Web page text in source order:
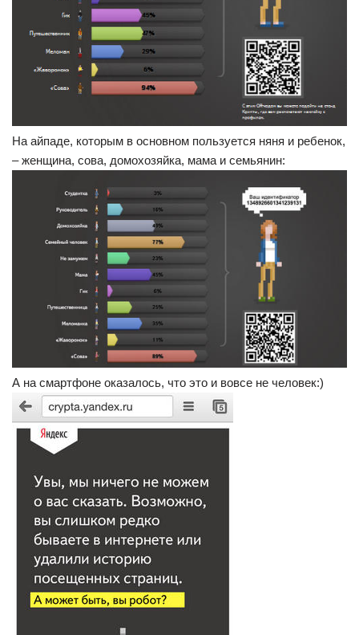
На айпаде, которым в основном пользуется няня и ребенок,
– женщина, сова, домохозяйка, мама и семьянин:
А на смартфоне оказалось, что это и вовсе не человек:)